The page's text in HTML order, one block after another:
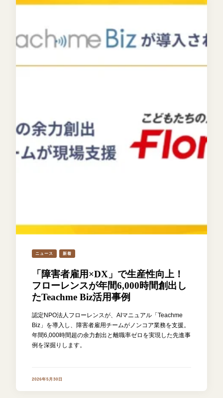
ニュース 新着
「障害者雇用×DX」で生産性向上！
フローレンスが年間6,000時間創出し
たTeachme Biz活用事例
認定NPO法人フローレンスが、AIマニュアル「Teachme
Biz」を導入し、障害者雇用チームがノンコア業務を支援。
年間6,000時間超の余力創出と離職率ゼロを実現した先進事
例を深掘りします。
2026年5月30日